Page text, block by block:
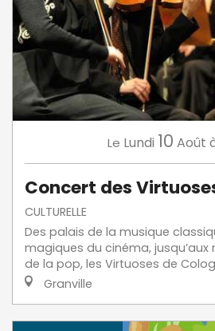
Le Lundi 10 Août
Concert des
CULTURELLE
Des palais de la musique
magiques du cinéma,
de la pop, les Virtuoses de
Granville